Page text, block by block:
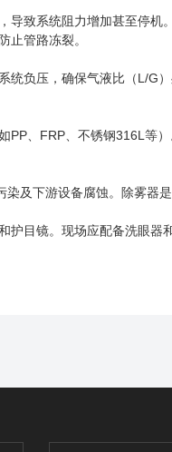
致系统阻力增加甚至停
止管路冻裂。
负压，确保气液比（L/G
、FRP、不锈钢316L等
染及下游设备腐蚀。除雾
目镜。现场应配备洗眼